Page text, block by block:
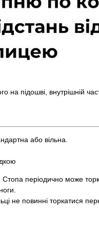
на підошві, внутрішній
або вільна.
періодично може
не повинні торкатися